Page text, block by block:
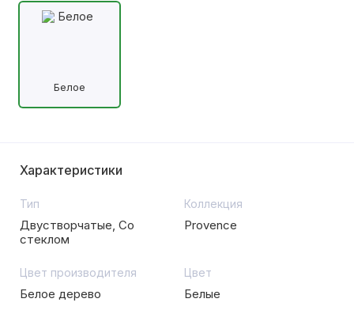
Белое
Характеристики
Тип
Двустворчатые, Со
стеклом
Коллекция
Provence
Цвет производителя
Белое дерево
Цвет
Белые